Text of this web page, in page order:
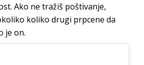
Ako ne tražiš poštivanje,
koliko drugi prpcene da
je on.